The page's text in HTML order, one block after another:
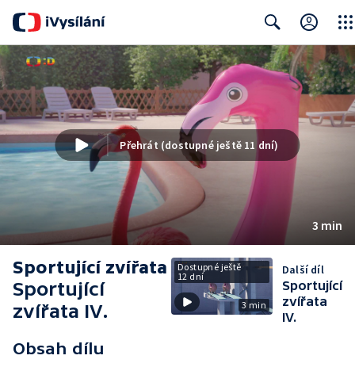
Search Close
Přehrát (dostupné ještě 11 dní)
3 min
Sportující zvířata
Sportující
zvířata IV.
Obsah dílu
Dostupné ještě
12 dní
3 min
Další díl
Sportující
zvířata
IV.